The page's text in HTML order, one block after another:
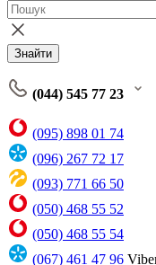
Знайти
(044) 545 77 23
(095) 898 01 74
(096) 267 72 17
(093) 771 66 50
(050) 468 55 52
(050) 468 55 54
(067) 461 47 96